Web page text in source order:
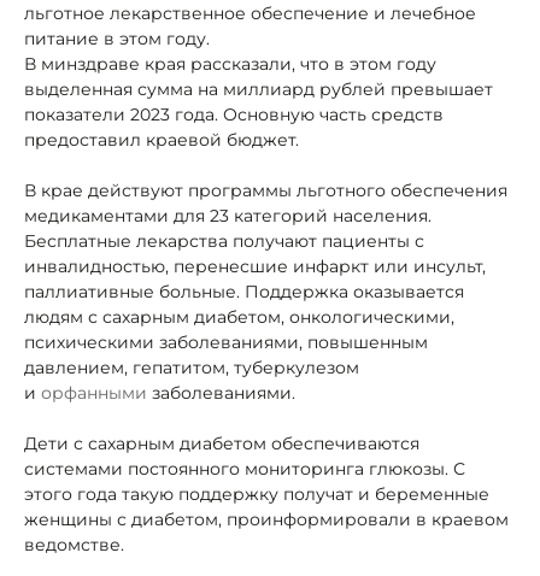
льготное лекарственное обеспечение и лечебное
питание в этом году.
В минздраве края рассказали, что в этом году
выделенная сумма на миллиард рублей превышает
показатели 2023 года. Основную часть средств
предоставил краевой бюджет.
В крае действуют программы льготного обеспечения
медикаментами для 23 категорий населения.
Бесплатные лекарства получают пациенты с
инвалидностью, перенесшие инфаркт или инсульт,
паллиативные больные. Поддержка оказывается
людям с сахарным диабетом, онкологическими,
психическими заболеваниями, повышенным
давлением, гепатитом, туберкулезом
и орфанными заболеваниями.
Дети с сахарным диабетом обеспечиваются
системами постоянного мониторинга глюкозы. С
этого года такую поддержку получат и беременные
женщины с диабетом, проинформировали в краевом
ведомстве.